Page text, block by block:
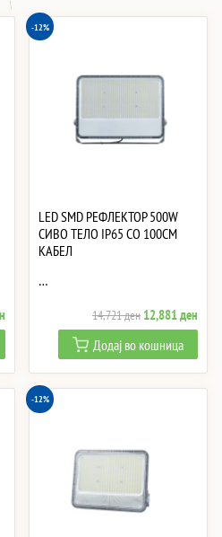
Current
price
is:
12,881 ден.
-12%
LED SMD РЕФЛЕКТОР 500W
СИВО ТЕЛО IP65 СО 100CM
КАБЕЛ
…
14,721ден Original
price
was:
14,721 ден.
12,881ден
price
is:
Додај во кошница
-12%